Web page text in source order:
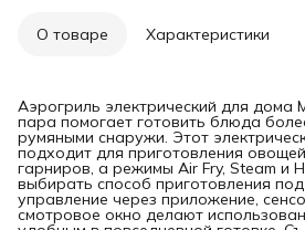
О товаре Характеристики
Аэрогриль электрический для дома
пара помогает готовить блюда
румяными снаружи. Этот
подходит для приготовления
гарниров, а режимы Air Fry, Steam и
выбирать способ приготовления
управление через приложение,
смотровое окно делают